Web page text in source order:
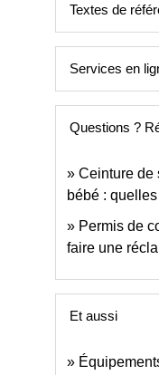
Textes de
Services en
Questions ?
Ceinture de
bébé :
Permis de
faire une
Et aussi